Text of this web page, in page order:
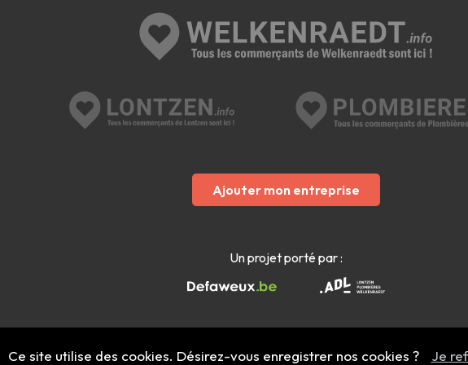
Ajouter mon entreprise
Un projet porté par :
Mentions légales- Copyright 2022 - 2026 welkenraedt.info
Ce site utilise des cookies. Désirez-vous enregistrer nos cookies ? Je